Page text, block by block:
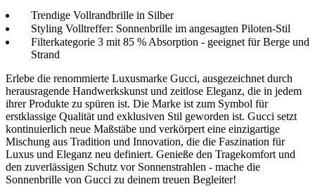
Trendige Vollrandbrille in Silber
Styling Volltreffer: Sonnenbrille im angesagten Piloten-Stil
Filterkategorie 3 mit 85 % Absorption - geeignet für Berge und
Strand
Erlebe die renommierte Luxusmarke Gucci, ausgezeichnet durch
herausragende Handwerkskunst und zeitlose Eleganz, die in jedem
ihrer Produkte zu spüren ist. Die Marke ist zum Symbol für
erstklassige Qualität und exklusiven Stil geworden ist. Gucci setzt
kontinuierlich neue Maßstäbe und verkörpert eine einzigartige
Mischung aus Tradition und Innovation, die die Faszination für
Luxus und Eleganz neu definiert. Genieße den Tragekomfort und
den zuverlässigen Schutz vor Sonnenstrahlen - mache die
Sonnenbrille von Gucci zu deinem treuen Begleiter!